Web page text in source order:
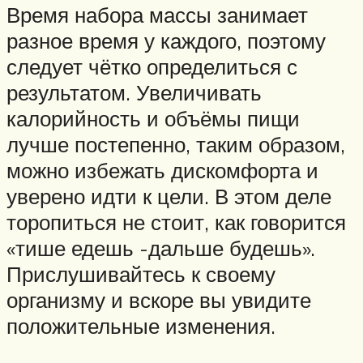
Время набора массы занимает
разное время у каждого, поэтому
следует чётко определиться с
результатом. Увеличивать
калорийность и объёмы пищи
лучше постепенно, таким образом,
можно избежать дискомфорта и
уверено идти к цели. В этом деле
торопиться не стоит, как говорится
«тише едешь -дальше будешь».
Прислушивайтесь к своему
организму и вскоре вы увидите
положительные изменения.